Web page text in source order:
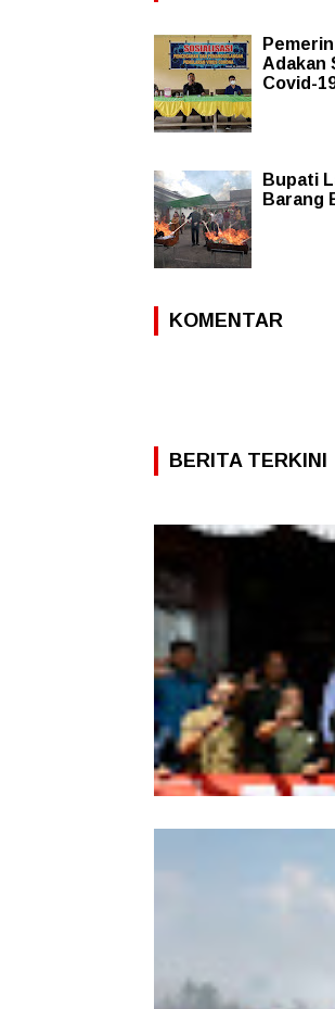
Adakan
Covid-
Bupati
Barang
KOMENTAR
BERITA TERKINI
dan Aksi